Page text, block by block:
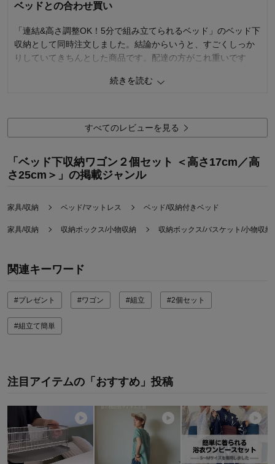
使用感・使いやすさ
購入商品： 25
使用場所： 寝室
購入のきっかけ：
転居・引越
商品を使う人：
自分、子供
ベッドとの合わせ買い
「連結&高さ調整OK！5分で組み立てられるベッド」のベッド下
収納として同時注文しました。結論からいうと、すごくしっか
りしていてきちんとした商品です。配達の方がこれ重いです
組み立ては夫がやってくれたのですが、いつもより大変そうで
購入して良かったです。
価格
使用感・使いやすさ
5.0
商品を使う人：
続きを読む
すべてのレビューを見る
「ベッド下収納ワゴン２個セット ＜高さ17cm／高
さ25cm＞」の掲載ジャンル
家具/収納 ベッド/マットレス ベッド/収納付きベッド
家具/収納 収納ボックス/小物収納 収納ボックス/バスケット/小物収納
関連キーワード
#プレゼント #ワゴン #組立 #2個セット
#組立て簡単
注目アイテムの「おすすめ」投稿